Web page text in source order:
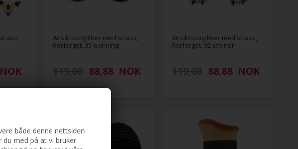
både denne nettsiden
du med på at vi bruker
NOK
Ansiktssmykker med strass,
flerfarget, 35-pakning
88,88 NOK
Ansiktssmykker med strass,
flerfarget, 92 steiner
88,88 NOK